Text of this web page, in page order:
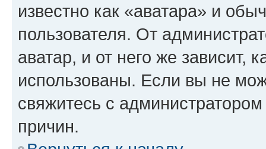
известно как «аватара» и
пользователя. От
аватар, и от него же зависит,
использованы. Если вы не
свяжитесь с
причин.